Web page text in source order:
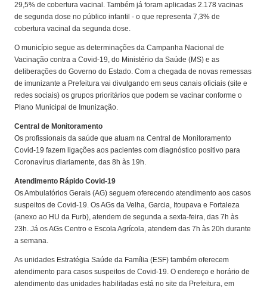
29,5% de cobertura vacinal. Também já foram aplicadas 2.178 vacinas
de segunda dose no público infantil - o que representa 7,3% de
cobertura vacinal da segunda dose.
O município segue as determinações da Campanha Nacional de
Vacinação contra a Covid-19, do Ministério da Saúde (MS) e as
deliberações do Governo do Estado. Com a chegada de novas remessas
de imunizante a Prefeitura vai divulgando em seus canais oficiais (site e
redes sociais) os grupos prioritários que podem se vacinar conforme o
Plano Municipal de Imunização.
Central de Monitoramento
Os profissionais da saúde que atuam na Central de Monitoramento
Covid-19 fazem ligações aos pacientes com diagnóstico positivo para
Coronavírus diariamente, das 8h às 19h.
Atendimento Rápido Covid-19
Os Ambulatórios Gerais (AG) seguem oferecendo atendimento aos casos
suspeitos de Covid-19. Os AGs da Velha, Garcia, Itoupava e Fortaleza
(anexo ao HU da Furb), atendem de segunda a sexta-feira, das 7h às
23h. Já os AGs Centro e Escola Agrícola, atendem das 7h às 20h durante
a semana.
As unidades Estratégia Saúde da Família (ESF) também oferecem
atendimento para casos suspeitos de Covid-19. O endereço e horário de
atendimento das unidades habilitadas está no site da Prefeitura, em